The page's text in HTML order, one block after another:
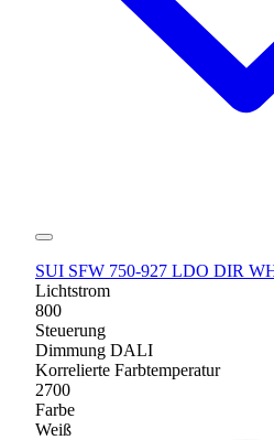
SUI SFW 750-927 LDO DIR
Lichtstrom
800
Steuerung
Dimmung DALI
Korrelierte Farbtemperatur
2700
Farbe
Weiß